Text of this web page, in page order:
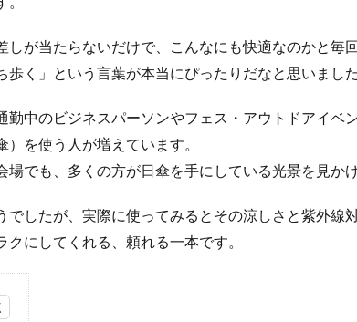
しが当たらないだけで、こんなにも快適なのかと毎回
歩く」という言葉が本当にぴったりだなと思いました
勤中のビジネスパーソンやフェス・アウトドアイベ
）を使う人が増えています。
場でも、多くの方が日傘を手にしている光景を見かけ
でしたが、実際に使ってみるとその涼しさと紫外線
クにしてくれる、頼れる一本です。